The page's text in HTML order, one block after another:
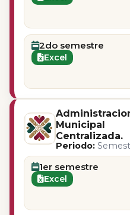
2do semestre
Excel
Municipal
Centralizada.
Periodo:
1er semestre
Excel